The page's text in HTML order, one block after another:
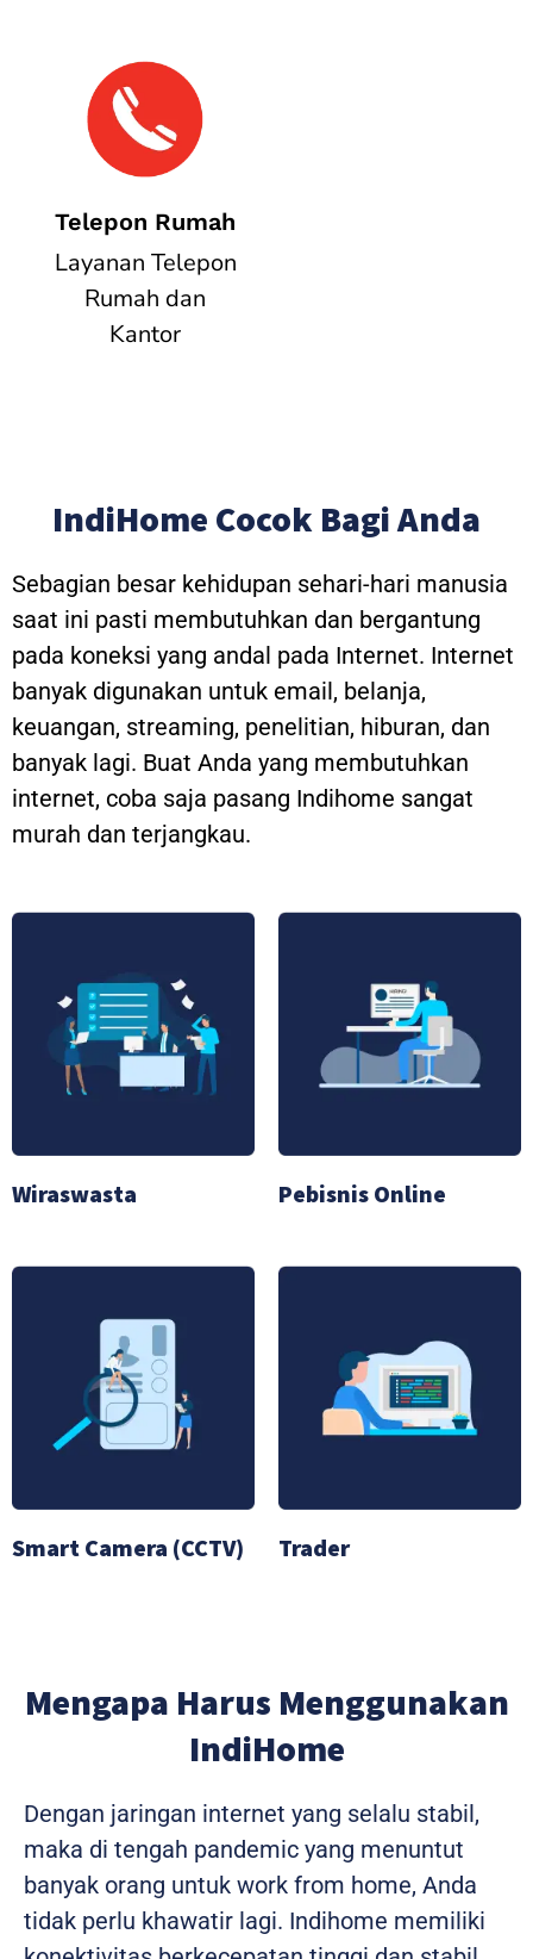
Telepon Rumah
Layanan Telepon
Rumah dan
Kantor
IndiHome Cocok Bagi Anda
Sebagian besar kehidupan sehari-hari manusia
saat ini pasti membutuhkan dan bergantung
pada koneksi yang andal pada Internet. Internet
banyak digunakan untuk email, belanja,
keuangan, streaming, penelitian, hiburan, dan
banyak lagi. Buat Anda yang membutuhkan
internet, coba saja pasang Indihome sangat
murah dan terjangkau.
Wiraswasta Pebisnis Online
Smart Camera (CCTV) Trader
Mengapa Harus Menggunakan
IndiHome
Dengan jaringan internet yang selalu stabil,
maka di tengah pandemic yang menuntut
banyak orang untuk work from home, Anda
tidak perlu khawatir lagi. Indihome memiliki